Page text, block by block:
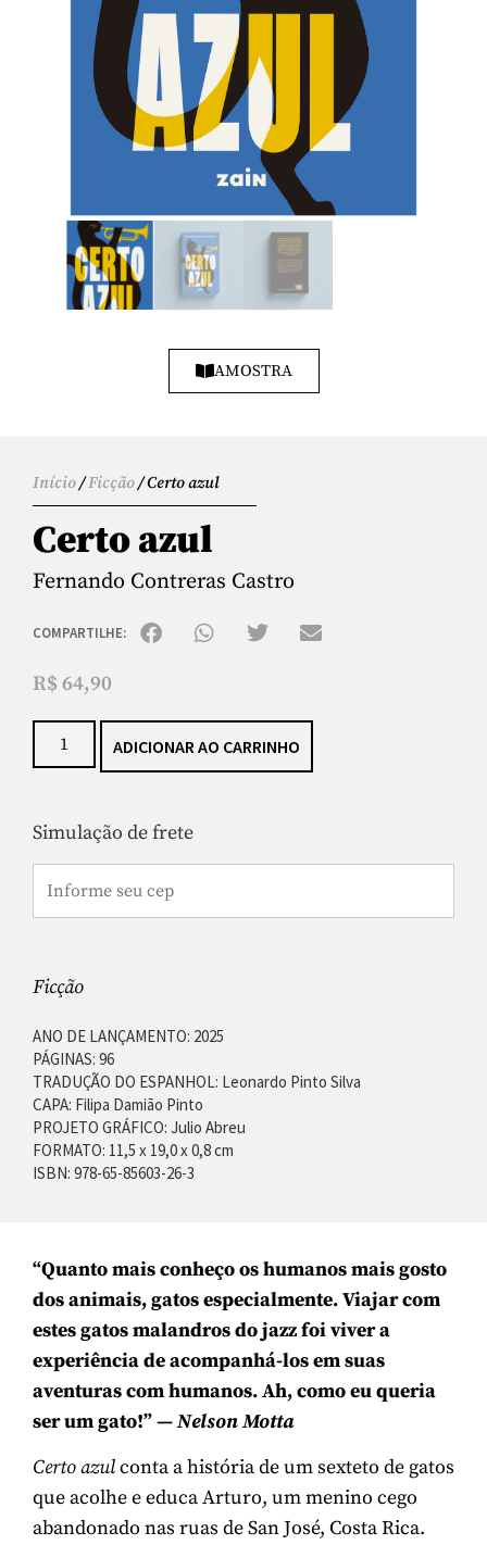
AMOSTRA
Início/Ficção/ Certo azul
Certo azul
Fernando Contreras Castro
COMPARTILHE:
R$ 64,90
ADICIONAR AO CARRINHO
Simulação de frete
Ficção
ANO DE LANÇAMENTO: 2025
PÁGINAS: 96
TRADUÇÃO DO ESPANHOL: Leonardo Pinto Silva
CAPA: Filipa Damião Pinto
PROJETO GRÁFICO: Julio Abreu
FORMATO: 11,5 x 19,0 x 0,8 cm
ISBN: 978-65-85603-26-3
“Quanto mais conheço os humanos mais gosto
dos animais, gatos especialmente. Viajar com
estes gatos malandros do jazz foi viver a
experiência de acompanhá-los em suas
aventuras com humanos. Ah, como eu queria
ser um gato!” —Nelson Motta
Certo azulconta a história de um sexteto de gatos
que acolhe e educa Arturo, um menino cego
abandonado nas ruas de San José, Costa Rica.